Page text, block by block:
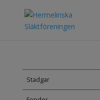
Stadgar